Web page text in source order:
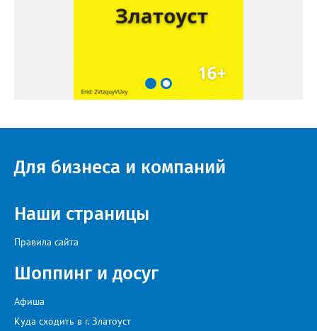
Для бизнеса и компаний
Наши страницы
Правила сайта
Шоппинг и досуг
Афиша
Куда сходить в г. Златоуст